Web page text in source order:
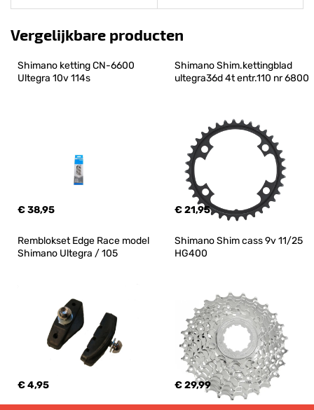
Vergelijkbare producten
Shimano ketting CN-6600
Ultegra 10v 114s
€ 38,95
Shimano Shim.kettingblad
ultegra36d 4t entr.110 nr 6800
€ 21,95
Remblokset Edge Race model
Shimano Ultegra / 105
€ 4,95
Shimano Shim cass 9v 11/25
HG400
€ 29,99